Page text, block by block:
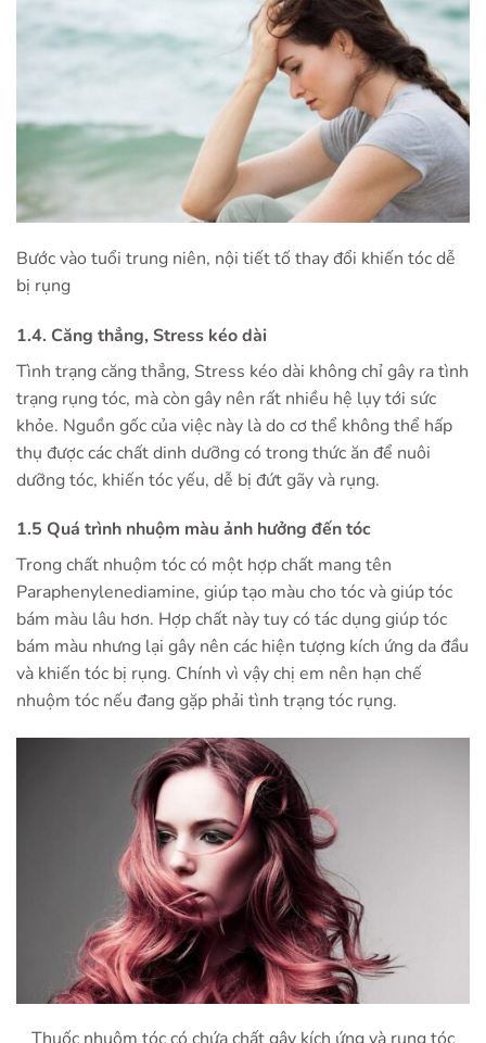
Bước vào tuổi trung niên, nội tiết tố thay đổi khiến tóc dễ
bị rụng
1.4. Căng thẳng, Stress kéo dài
Tình trạng căng thẳng, Stress kéo dài không chỉ gây ra tình
trạng rụng tóc, mà còn gây nên rất nhiều hệ lụy tới sức
khỏe. Nguồn gốc của việc này là do cơ thể không thể hấp
thụ được các chất dinh dưỡng có trong thức ăn để nuôi
dưỡng tóc, khiến tóc yếu, dễ bị đứt gãy và rụng.
1.5 Quá trình nhuộm màu ảnh hưởng đến tóc
Trong chất nhuộm tóc có một hợp chất mang tên
Paraphenylenediamine, giúp tạo màu cho tóc và giúp tóc
bám màu lâu hơn. Hợp chất này tuy có tác dụng giúp tóc
bám màu nhưng lại gây nên các hiện tượng kích ứng da đầu
và khiến tóc bị rụng. Chính vì vậy chị em nên hạn chế
nhuộm tóc nếu đang gặp phải tình trạng tóc rụng.